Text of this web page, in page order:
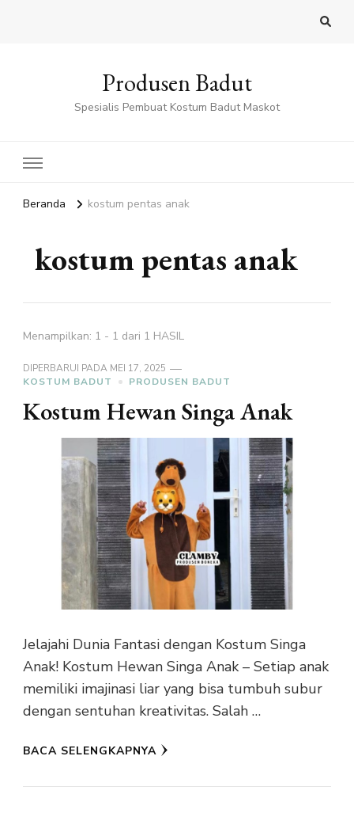
Produsen Badut
Spesialis Pembuat Kostum Badut Maskot
Beranda kostum pentas anak
kostum pentas anak
Menampilkan: 1 - 1 dari 1 HASIL
DIPERBARUI PADA MEI 17, 2025
KOSTUM BADUT
PRODUSEN BADUT
Kostum Hewan Singa Anak
Jelajahi Dunia Fantasi dengan Kostum Singa
Anak! Kostum Hewan Singa Anak – Setiap anak
memiliki imajinasi liar yang bisa tumbuh subur
dengan sentuhan kreativitas. Salah …
BACA SELENGKAPNYA